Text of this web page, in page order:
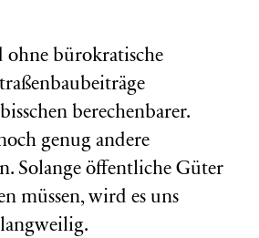
ohne bürokratische
berechenbarer.
genug andere
Solange öffentliche Güter
müssen, wird es uns